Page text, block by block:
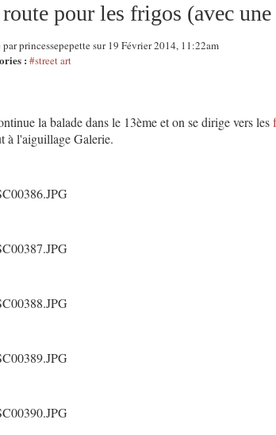
pour les frigos (avec
princessepepette sur 19 Février 2014, 11:22am
: #street art
la balade dans le 13ème et on se dirige vers les
à l'aiguillage Galerie.